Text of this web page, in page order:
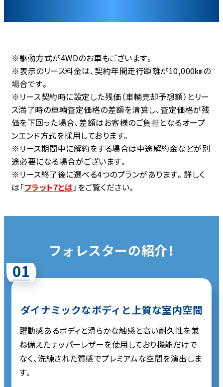
※駆動方式が4WDのお車もございます。
※表示のリース料金は、契約年間走行距離が10,000㎞の
場合です。
※リース契約時に設定した残価（車輌売却予想額）とリー
ス満了時の車輌査定価格の差額を清算し、査定価格が残
価を下回った場合、差額はお客様のご負担となるオープ
ンエンド方式を採用しております。
※リース期間中に解約をする場合は中途解約金などが別
途必要になる場合がございます。
※リース終了後に選べる4つのプランがあります。詳しく
は「フラット7とは 」をご覧ください。
フォレスターの紹介！
01
ダイナミックなボディと上質な室内空間
躍動感あるボディと滑らかな触感と高い耐久性を兼
ね備えたナッパーレザーを使用しており機能だけで
なく、洗練された質感でプレミアムな空間を演出しま
す。